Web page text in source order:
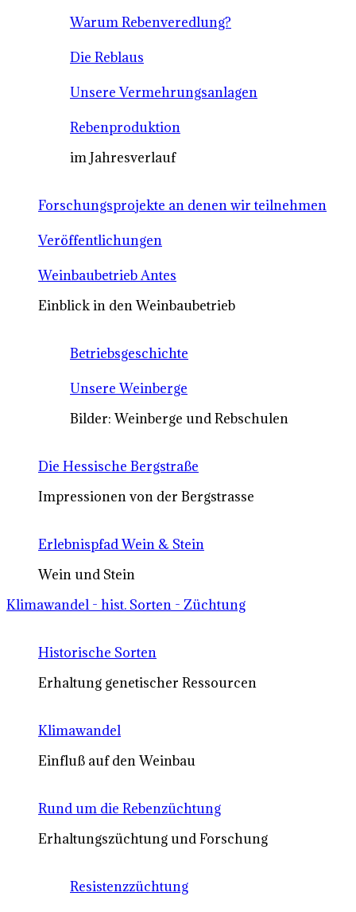
Warum Rebenveredlung?
Die Reblaus
Unsere Vermehrungsanlagen
Rebenproduktion
im Jahresverlauf
Forschungsprojekte an denen wir teilnehmen
Veröffentlichungen
Weinbaubetrieb Antes
Einblick in den Weinbaubetrieb
Betriebsgeschichte
Unsere Weinberge
Bilder: Weinberge und Rebschulen
Die Hessische Bergstraße
Impressionen von der Bergstrasse
Erlebnispfad Wein & Stein
Wein und Stein
Klimawandel - hist. Sorten - Züchtung
Historische Sorten
Erhaltung genetischer Ressourcen
Klimawandel
Einfluß auf den Weinbau
Rund um die Rebenzüchtung
Erhaltungszüchtung und Forschung
Resistenzzüchtung